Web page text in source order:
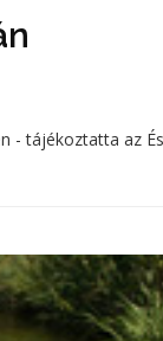
- tájékoztatta az